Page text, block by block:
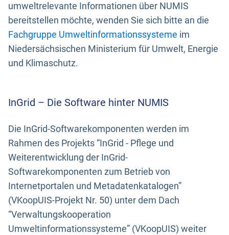
umweltrelevante Informationen über NUMIS
bereitstellen möchte, wenden Sie sich bitte an die
Fachgruppe Umweltinformationssysteme im
Niedersächsischen Ministerium für Umwelt, Energie
und Klimaschutz.
InGrid – Die Software hinter NUMIS
Die InGrid-Softwarekomponenten werden im
Rahmen des Projekts “InGrid - Pflege und
Weiterentwicklung der InGrid-
Softwarekomponenten zum Betrieb von
Internetportalen und Metadatenkatalogen”
(VKoopUIS-Projekt Nr. 50) unter dem Dach
“Verwaltungskooperation
Umweltinformationssysteme” (VKoopUIS) weiter